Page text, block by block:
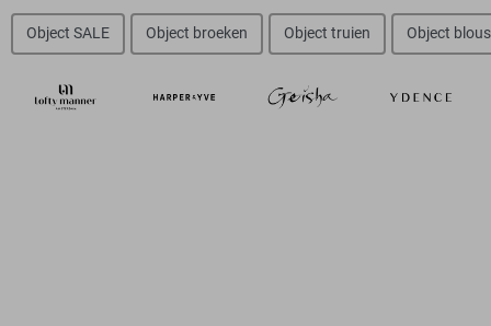
Object SALE Object broeken Object truien Object